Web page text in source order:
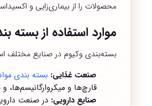
محصولات را از بیماری‌زایی و
موارد استفاده از بسته
بسته‌بندی وکیوم در صنایع مختلف
صنعت غذایی: بسته بندی
قارچ‌ها و
صنایع دارویی: در صنعت